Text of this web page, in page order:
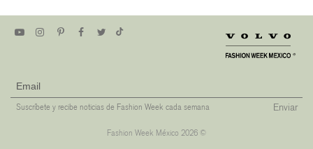
Suscríbete y recibe noticias de Fashion Week cada semana Enviar
Fashion Week México 2026 ©